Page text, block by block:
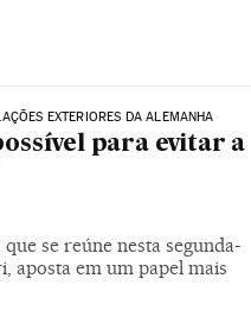
EXTERIORES DA ALEMANHA
para evitar a
se reúne nesta segunda-
aposta em um papel mais